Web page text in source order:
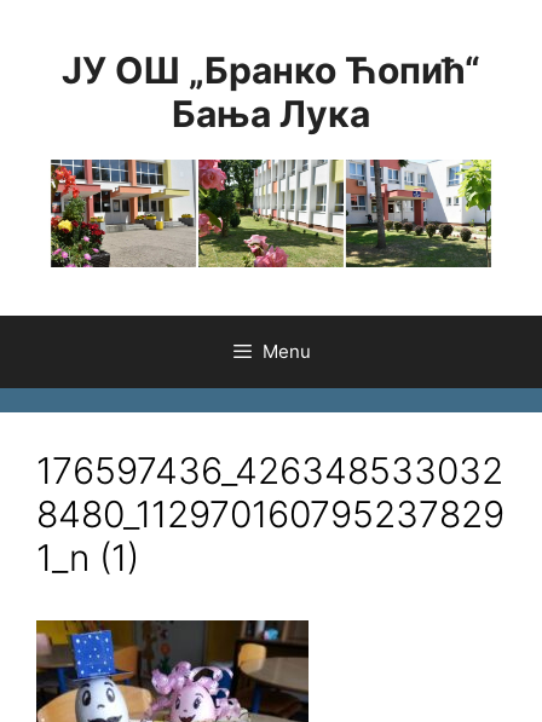
contentЈУ ОШ „Бранко Ћопић“
Бања Лука
Menu
176597436_426348533032
8480_112970160795237829
1_n (1)